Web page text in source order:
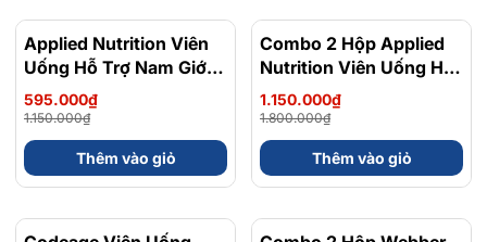
- 48%
Applied Nutrition Viên
Uống Hỗ Trợ Nam Giới
120 viên - Chính Ngạch
Anh Quốc, Bán Chạy
595.000₫
1.150.000₫
Thêm vào giỏ
- 36%
Combo 2 Hộp Applied
Nutrition Viên Uống Hỗ
Trợ Nam Giới 120 viên
1.150.000₫
1.800.000₫
Thêm vào giỏ
- 8% - 10%